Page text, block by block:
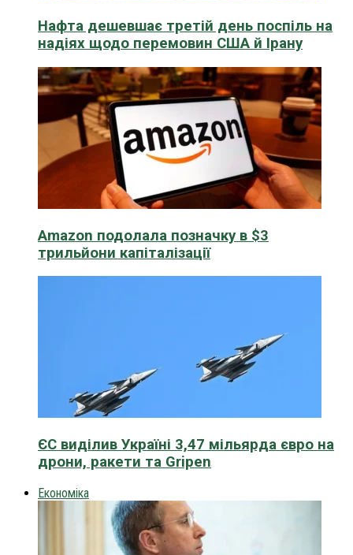
Нафта дешевшає третій день поспіль на
надіях щодо перемовин США й Ірану
Amazon подолала позначку в $3
трильйони капіталізації
ЄС виділив Україні 3,47 мільярда євро на
дрони, ракети та Gripen
Економіка